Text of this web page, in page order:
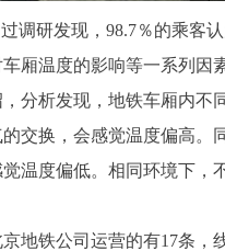
研发现，98.7％的乘客
厢温度的影响等一系列因
析发现，地铁车厢内不
交换，会感觉温度偏高
温度偏低。相同环境下
铁公司运营的有17条，